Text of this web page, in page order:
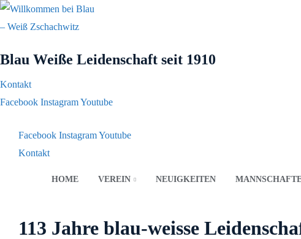
Blau Weiße Leidenschaft seit 1910
Kontakt
Facebook InstagramYoutube
Facebook InstagramYoutube
Kontakt
HOME VEREIN NEUIGKEITEN
113 Jahre blau-weisse